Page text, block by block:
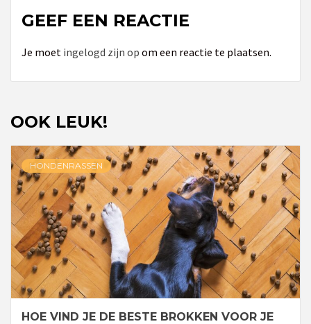
GEEF EEN REACTIE
Je moet ingelogd zijn op om een reactie te plaatsen.
OOK LEUK!
HONDENRASSEN
HOE VIND JE DE BESTE BROKKEN VOOR JE